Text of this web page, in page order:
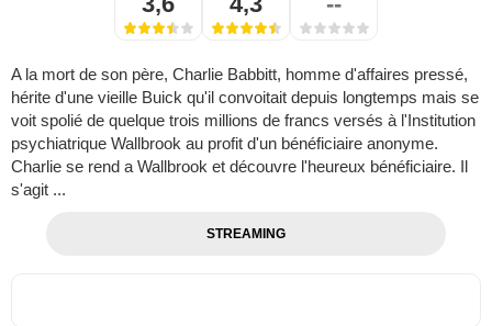
A la mort de son père, Charlie Babbitt, homme d'affaires pressé,
hérite d'une vieille Buick qu'il convoitait depuis longtemps mais se
voit spolié de quelque trois millions de francs versés à l'Institution
psychiatrique Wallbrook au profit d'un bénéficiaire anonyme.
Charlie se rend a Wallbrook et découvre l'heureux bénéficiaire. Il
s'agit ...
STREAMING